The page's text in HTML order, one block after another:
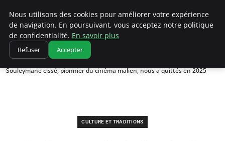
Correze Co
Accueil
Culture et traditions
Souleymane cissé, pionnier du cinéma malien, nous a quittés en 2025
CULTURE ET TRADITIONS
Nous utilisons des cookies pour améliorer votre expérience
de navigation. En poursuivant, vous acceptez notre politique
de confidentialité. En savoir plus
Refuser Accepter